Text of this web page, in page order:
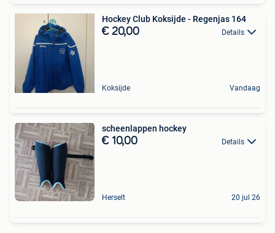
Hockey Club Koksijde - Regenjas 164
€ 20,00 Details
Koksijde Vandaag
scheenlappen hockey
€ 10,00 Details
Herselt 20 jul 26